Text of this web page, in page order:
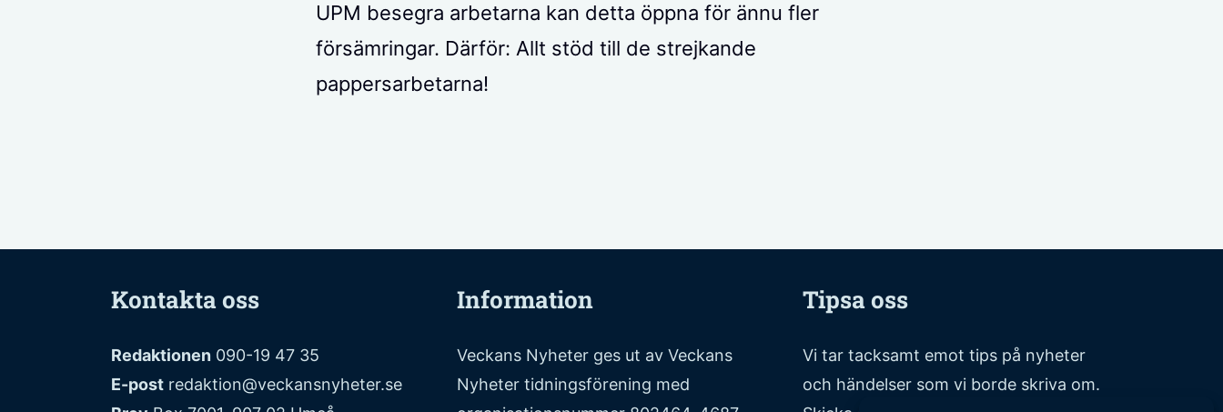
UPM besegra arbetarna kan detta öppna för ännu fler
försämringar. Därför: Allt stöd till de strejkande
pappersarbetarna!
Kontakta oss
Redaktionen 090-19 47 35
E-post redaktion@veckansnyheter.se
Information
Veckans Nyheter ges ut av Veckans
Nyheter tidningsförening med
Tipsa oss
Vi tar tacksamt emot tips på nyheter
och händelser som vi borde skriva om.